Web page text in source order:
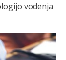
vodenja